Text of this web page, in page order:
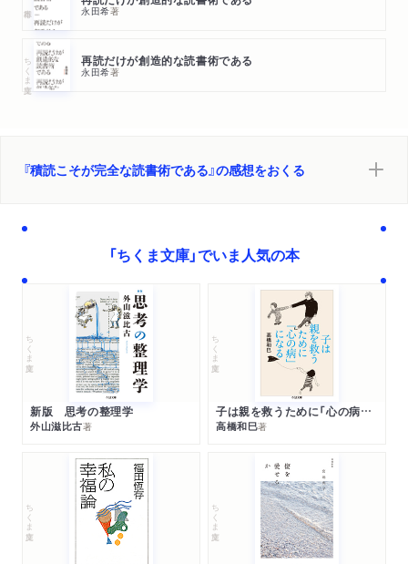
永田希著
ちくま文庫 再読だけが創造的な読書術である
永田希著
『積読こそが完全な読書術である』の感想をおくる
「ちくま文庫」でいま人気の本
ちくま文庫
新版 思考の整理学
外山滋比古著
ちくま文庫
子は親を救うために「心の病」になる
高橋和巳著
ちくま文庫 ちくま文庫